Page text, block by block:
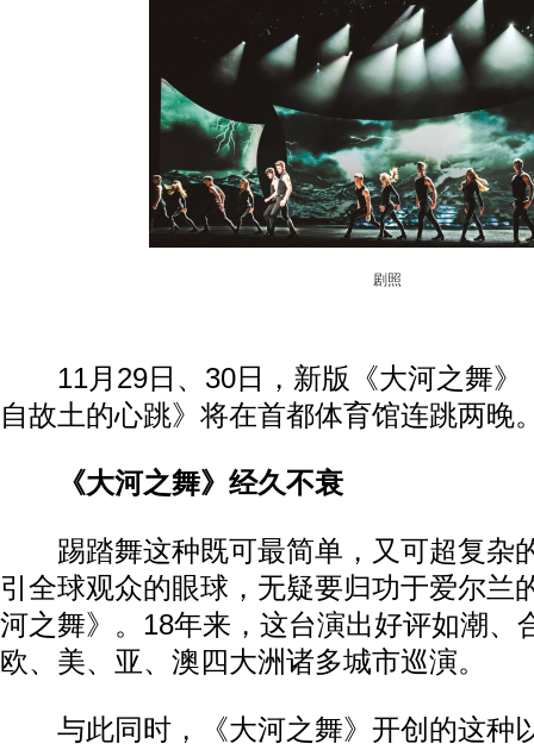
剧照
11月29日、30日，新版《大河之舞
自故土的心跳》将在首都体育馆连跳两晚
《大河之舞》经久不衰
踢踏舞这种既可最简单，又可超复杂
引全球观众的眼球，无疑要归功于爱尔兰
河之舞》。18年来，这台演出好评如潮、
欧、美、亚、澳四大洲诸多城市巡演。
与此同时，《大河之舞》开创的这种